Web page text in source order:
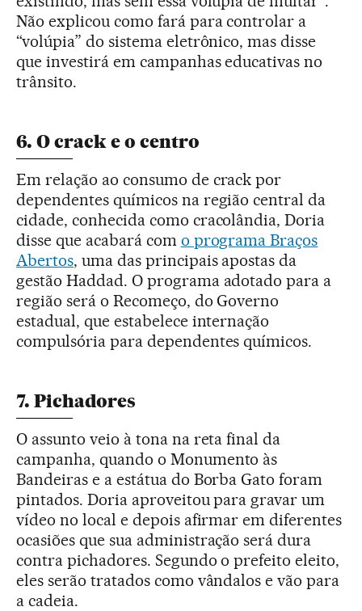
Não explicou como fará para controlar a
“volúpia” do sistema eletrônico, mas disse
que investirá em campanhas educativas no
trânsito.
6. O crack e o centro
Em relação ao consumo de crack por
dependentes químicos na região central da
cidade, conhecida como cracolândia, Doria
disse que acabará com o programa Braços
Abertos, uma das principais apostas da
gestão Haddad. O programa adotado para a
região será o Recomeço, do Governo
estadual, que estabelece internação
compulsória para dependentes químicos.
7. Pichadores
O assunto veio à tona na reta final da
campanha, quando o Monumento às
Bandeiras e a estátua do Borba Gato foram
pintados. Doria aproveitou para gravar um
vídeo no local e depois afirmar em diferentes
ocasiões que sua administração será dura
contra pichadores. Segundo o prefeito eleito,
eles serão tratados como vândalos e vão para
a cadeia.